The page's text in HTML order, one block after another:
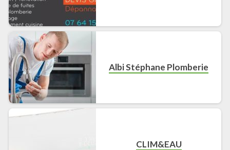
Albi Stéphane Plomberie
CLIM&EAU